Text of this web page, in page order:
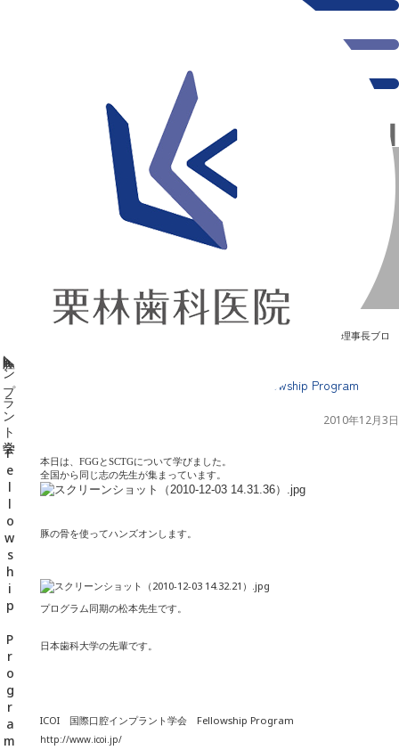
千葉県の新浦安にある歯医者｜ICOI 国際口腔インプラント学会 Fellowship Program ICOI 国際口腔インプラント学会 Fellowship Program
理事長ブロ
ICOI 国際口腔インプラント学会 Fellowship Program
2010年12月3日
本日は、FGGとSCTGについて学びました。
全国から同じ志の先生が集まっています。
豚の骨を使ってハンズオンします。
プログラム同期の松本先生です。
日本歯科大学の先輩です。
ICOI 国際口腔インプラント学会 Fellowship Program
http://www.icoi.jp/